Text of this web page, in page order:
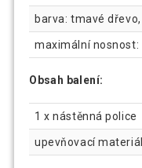
barva: tmavé
maximální nosnost:
Obsah balení:
1 x nástěnná police
upevňovací